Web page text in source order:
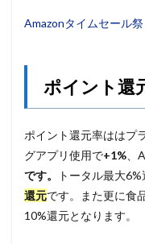
Amazonタイムセール祭
ポイント還
ポイント還元率ははプ
グアプリ使用で+1%
です。
トータル最大6%
還元です。また更に食
10%還元となります。